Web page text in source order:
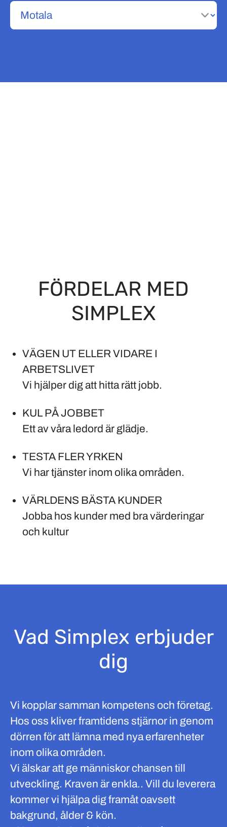
FÖRDELAR MED
SIMPLEX
VÄGEN UT ELLER VIDARE I
ARBETSLIVET
Vi hjälper dig att hitta rätt jobb.
KUL PÅ JOBBET
Ett av våra ledord är glädje.
TESTA FLER YRKEN
Vi har tjänster inom olika områden.
VÄRLDENS BÄSTA KUNDER
Jobba hos kunder med bra värderingar
och kultur
Vad Simplex erbjuder
dig
Vi kopplar samman kompetens och företag.
Hos oss kliver framtidens stjärnor in genom
dörren för att lämna med nya erfarenheter
inom olika områden.
Vi älskar att ge människor chansen till
utveckling. Kraven är enkla.. Vill du leverera
kommer vi hjälpa dig framåt oavsett
bakgrund, ålder & kön.